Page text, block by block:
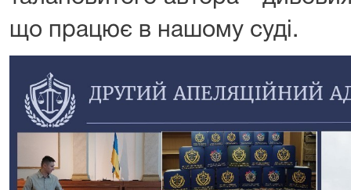
що працює в нашому суді.